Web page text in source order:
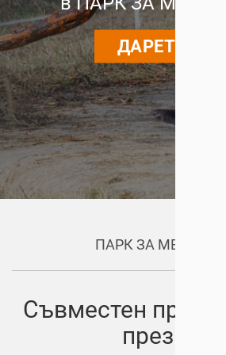
ДАРЕТЕ
ПАРК ЗА МЕЧКИ
Съвместен
през 2000